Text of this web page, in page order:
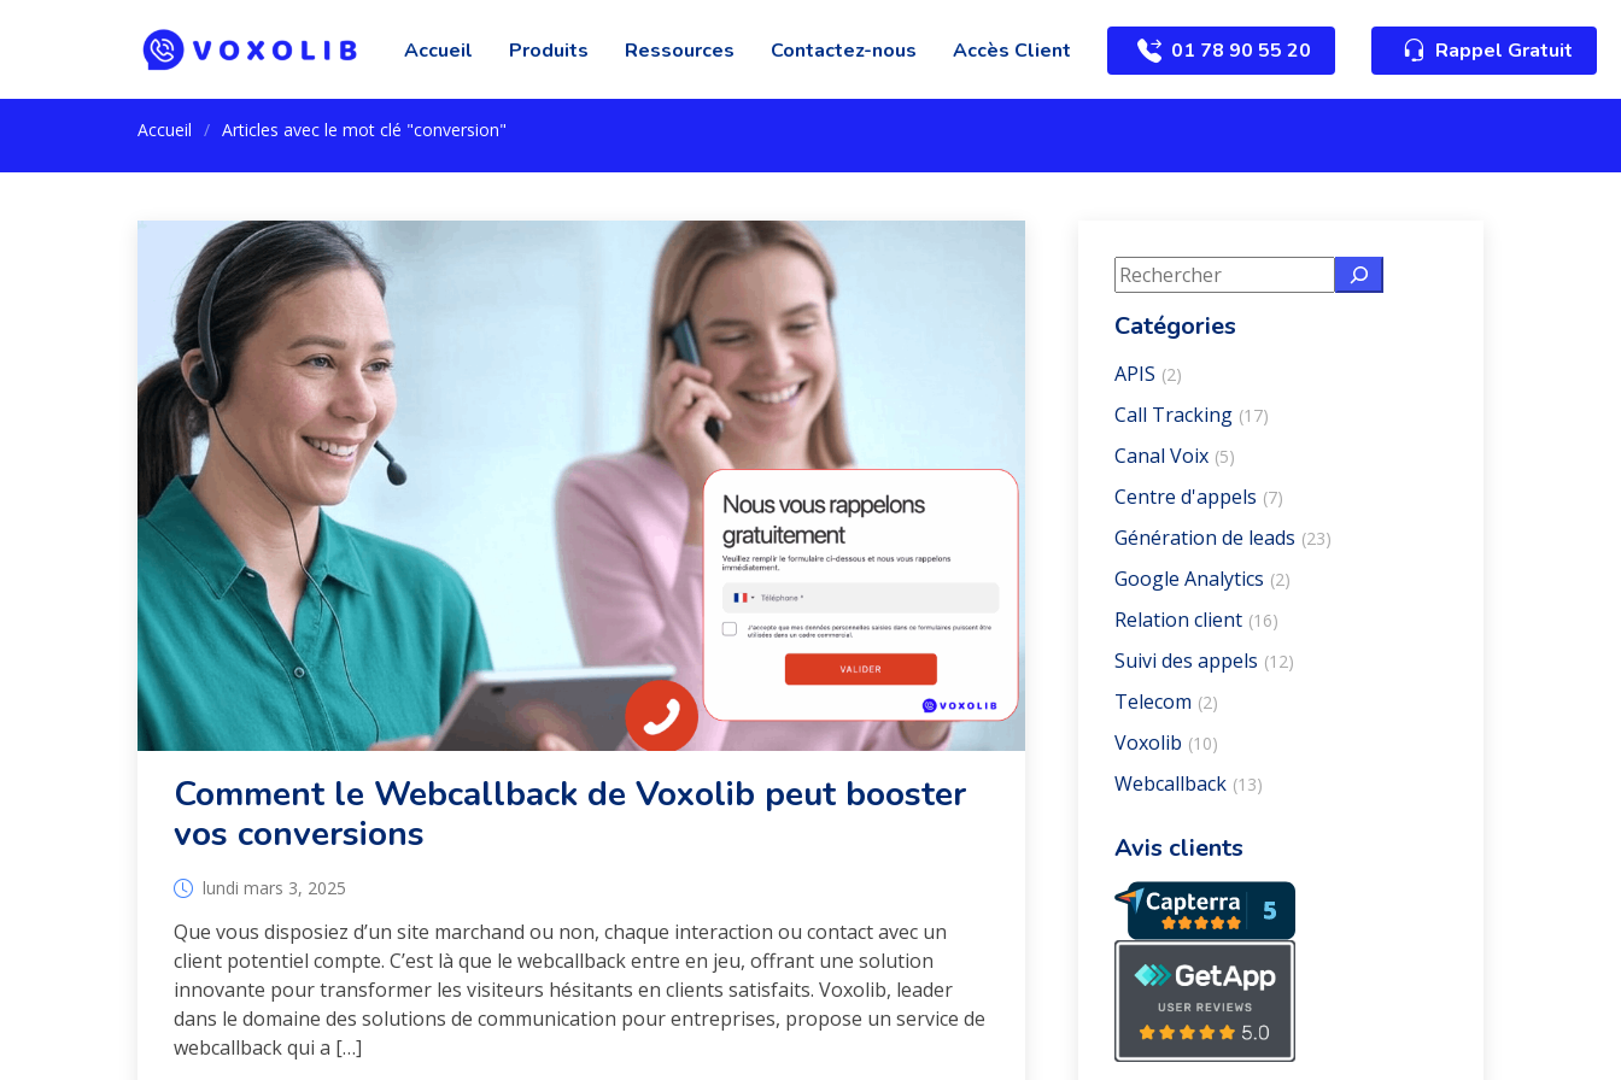
Accueil Produits Ressources Contactez-nous Accès Client 01 78 90 55 20 Rappel Gratuit
Accueil Articles avec le mot clé "conversion"
Comment le Webcallback de Voxolib peut booster
vos conversions
lundi mars 3, 2025
Que vous disposiez d’un site marchand ou non, chaque interaction ou contact avec un
client potentiel compte. C’est là que le webcallback entre en jeu, offrant une solution
innovante pour transformer les visiteurs hésitants en clients satisfaits. Voxolib, leader
dans le domaine des solutions de communication pour entreprises, propose un service de
webcallback qui a […]
Rechercher
Catégories
APIS (2)
Call Tracking (17)
Canal Voix (5)
Centre d'appels (7)
Génération de leads (23)
Google Analytics (2)
Relation client (16)
Suivi des appels (12)
Telecom (2)
Voxolib (10)
Webcallback (13)
Avis clients